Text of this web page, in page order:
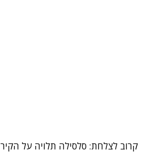
קרוב לצלחת: סלסילה תלויה על הקיר